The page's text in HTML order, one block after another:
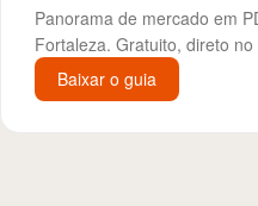
Panorama de mercado em
Fortaleza. Gratuito, direto no
Baixar o guia